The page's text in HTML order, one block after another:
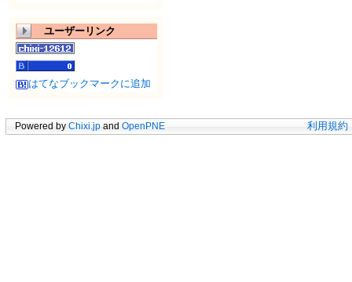
ユーザーリンク
はてなブックマークに追加
Powered by Chixi.jp and OpenPNE 利用規約